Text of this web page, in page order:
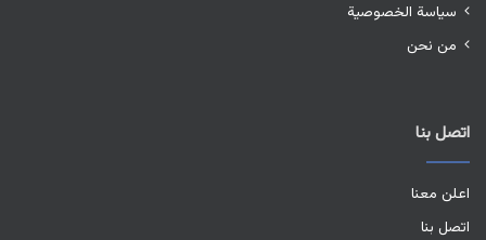
سياسة الخصوصية
من نحن
اتصل بنا
اعلن معنا
اتصل بنا